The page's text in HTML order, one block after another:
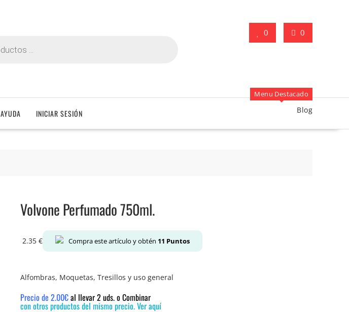
0 0
AYUDA INICIAR SESIÓN
Menu Destacado
Blog
Volvone Perfumado 750ml.
2.35 € Compra este artículo y obtén 11 Puntos
Alfombras, Moquetas, Tresillos y uso general
Precio de 2.00€al llevar 2 uds. o Combinar
con otros productos del mismo precio. Ver aquí